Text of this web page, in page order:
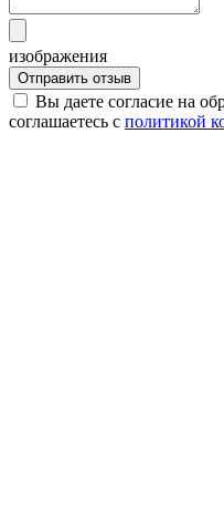
изображения
Отправить отзыв
Вы даете согласие на
соглашаетесь с политикой